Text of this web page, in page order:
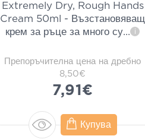
Extremely Dry, Rough Hands
Cream 50ml - Възстановяващ
крем за ръце за много су... i
Препоръчителна цена на дребно
8,50€
7,91€
Купува